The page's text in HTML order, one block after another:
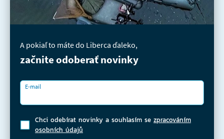
A pokiaľ to máte do Liberca ďaleko,
začnite odoberať novinky
E-mail
Chci odebírat novinky a souhlasím se zpracováním
osobních údajů